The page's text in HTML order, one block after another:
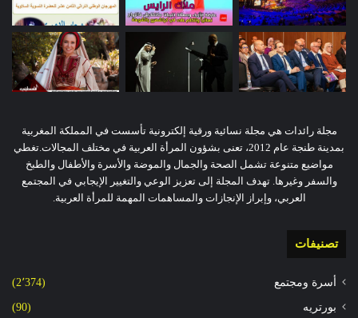
مجلة رائدات هي مجلة نسائية ورقية إلكترونية تأسست في المملكة المغربية
بمدينة طنجة عام 2012، تعنى بشؤون المرأة العربية في مختلف المجالات.تغطي
مواضيع متنوعة تشمل الصحة والجمال والموضة والأسرة والأطفال والطبخ
والسفر وغيرها. تهدف المجلة إلى تعزيز الوعي والتغيير الإيجابي في المجتمع
العربي، وإبراز الإنجازات والمساهمات المهمة للمرأة العربية.
تصنيفات
أسرة ومجتمع (2٬374)
بورتريه (90)